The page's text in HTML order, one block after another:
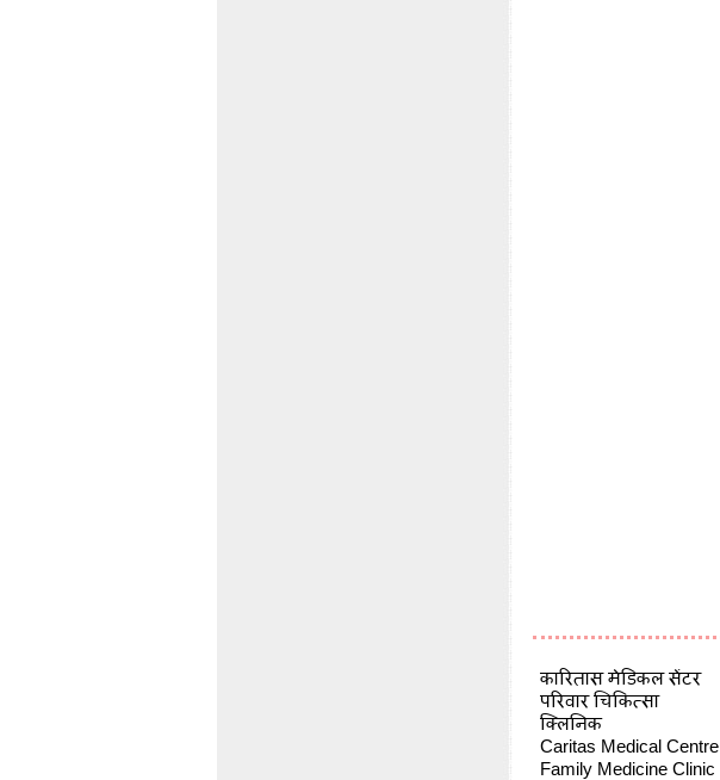
कारितास मेडिकल सेंटर
परिवार चिकित्सा
क्लिनिक
Caritas Medical Centre
Family Medicine Clinic